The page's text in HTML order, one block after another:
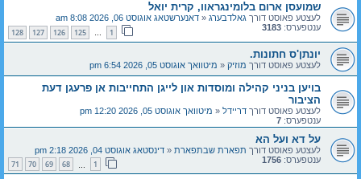
שמועסן ארום בלומינגראוו, קרית יואל
לעצטע פאוסט דורך גאלדבערג « דאנערשטאג אוגוסט 06, 2026 8:08 am
ענטפערס: 3183
1
…
125
126
127
128
יונתן'ס חתונות.
לעצטע פאוסט דורך מוזיק « מיטוואך אוגוסט 05, 2026 6:54 pm
בויען בניני קהילה ומוסדות און לייגן התחייבות אן פרעגן דעת
הציבור
לעצטע פאוסט דורך דריידל « מיטוואך אוגוסט 05, 2026 12:20 pm
ענטפערס: 7
על דא ועל הא
לעצטע פאוסט דורך תפארת שבתפארת « דינסטאג אוגוסט 04, 2026 2:18 pm
ענטפערס: 1756
1
68
69
70
71